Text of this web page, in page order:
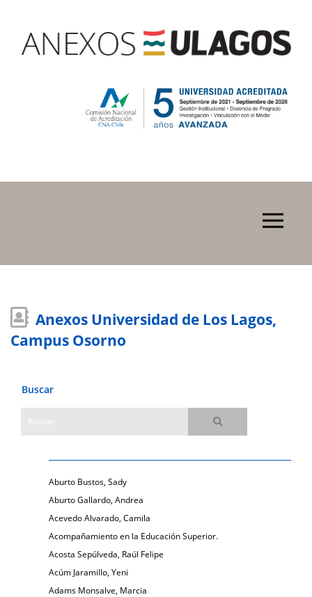
Anexos Universidad de Los Lagos,
Campus Osorno
Buscar
Aburto Bustos, Sady
Aburto Gallardo, Andrea
Acevedo Alvarado, Camila
Acompañamiento en la Educación Superior.
Acosta Sepúlveda, Raúl Felipe
Acúm Jaramillo, Yeni
Adams Monsalve, Marcia